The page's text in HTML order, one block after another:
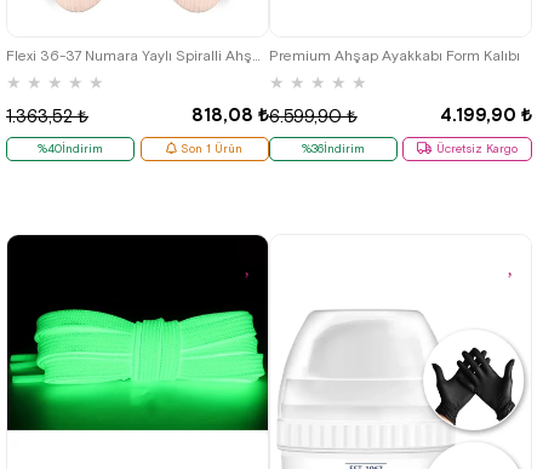
Flexi 36-37 Numara Yaylı Spiralli Ahşap Ayakkabı Kalıbı
★ ★ ★ ★ ★
818,08 ₺
1.363,52 ₺
%40İndirim Son 1 Ürün
Premium Ahşap Ayakkabı Form Kalıbı
★ ★ ★ ★ ★
4.199,90 ₺
6.599,90 ₺
%36İndirim Ücretsiz Kargo